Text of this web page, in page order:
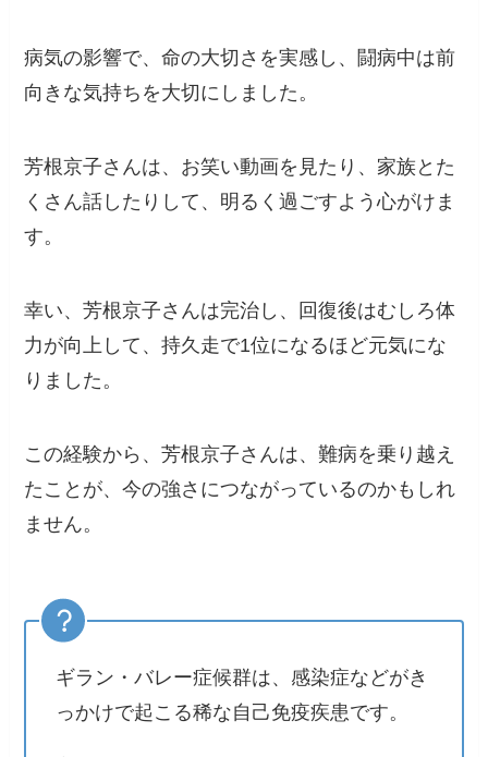
病気の影響で、命の大切さを実感し、闘病中は前
向きな気持ちを大切にしました。
芳根京子さんは、お笑い動画を見たり、家族とた
くさん話したりして、明るく過ごすよう心がけま
す。
幸い、芳根京子さんは完治し、回復後はむしろ体
力が向上して、持久走で1位になるほど元気にな
りました。
この経験から、芳根京子さんは、難病を乗り越え
たことが、今の強さにつながっているのかもしれ
ません。
ギラン・バレー症候群は、感染症などがき
っかけで起こる稀な自己免疫疾患です。